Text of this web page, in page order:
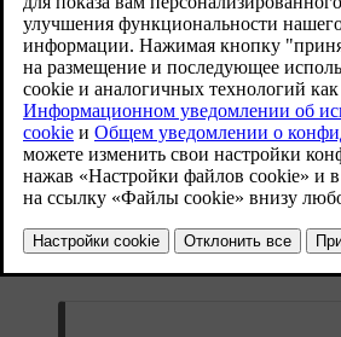
Примеры информации, которая может
проекционном дисплее:
Скорость
Предупреждения
Указания по навигации
Телефонные вызовы
регулировать, а также включать и
настройках.